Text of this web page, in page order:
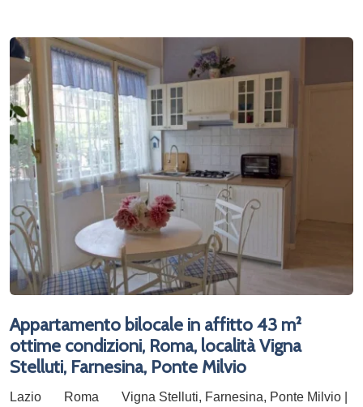
Appartamento bilocale in affitto 43 m²
ottime condizioni, Roma, località Vigna
Stelluti, Farnesina, Ponte Milvio
Lazio Roma Vigna Stelluti, Farnesina, Ponte Milvio |